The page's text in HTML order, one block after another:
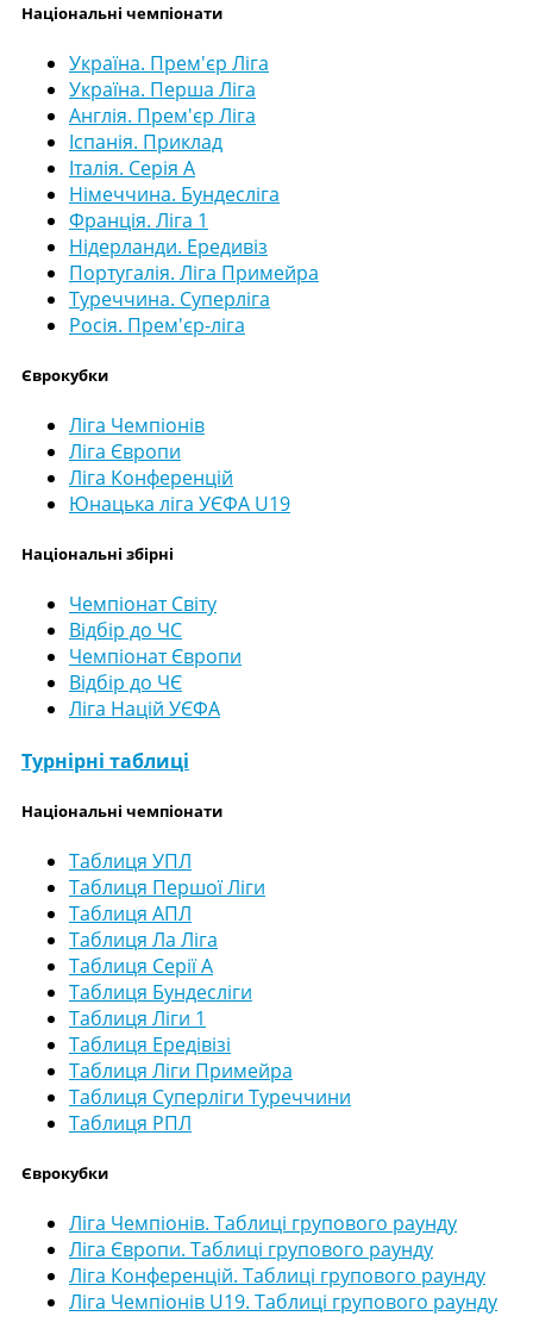
Національні чемпіонати
Україна. Прем'єр Ліга
Україна. Перша Ліга
Англія. Прем'єр Ліга
Іспанія. Приклад
Італія. Серія А
Німеччина. Бундесліга
Франція. Ліга 1
Нідерланди. Ередивіз
Португалія. Ліга Примейра
Туреччина. Суперліга
Росія. Прем'єр-ліга
Єврокубки
Ліга Чемпіонів
Ліга Європи
Ліга Конференцій
Юнацька ліга УЄФА U19
Національні збірні
Чемпіонат Світу
Відбір до ЧС
Чемпіонат Європи
Відбір до ЧЄ
Ліга Націй УЄФА
Турнірні таблиці
Національні чемпіонати
Таблиця УПЛ
Таблиця Першої Ліги
Таблиця АПЛ
Таблиця Ла Ліга
Таблиця Серії А
Таблиця Бундесліги
Таблиця Ліги 1
Таблиця Ередівізі
Таблиця Ліги Примейра
Таблиця Суперліги Туреччини
Таблиця РПЛ
Єврокубки
Ліга Чемпіонів. Таблиці групового раунду
Ліга Європи. Таблиці групового раунду
Ліга Конференцій. Таблиці групового раунду
Ліга Чемпіонів U19. Таблиці групового раунду